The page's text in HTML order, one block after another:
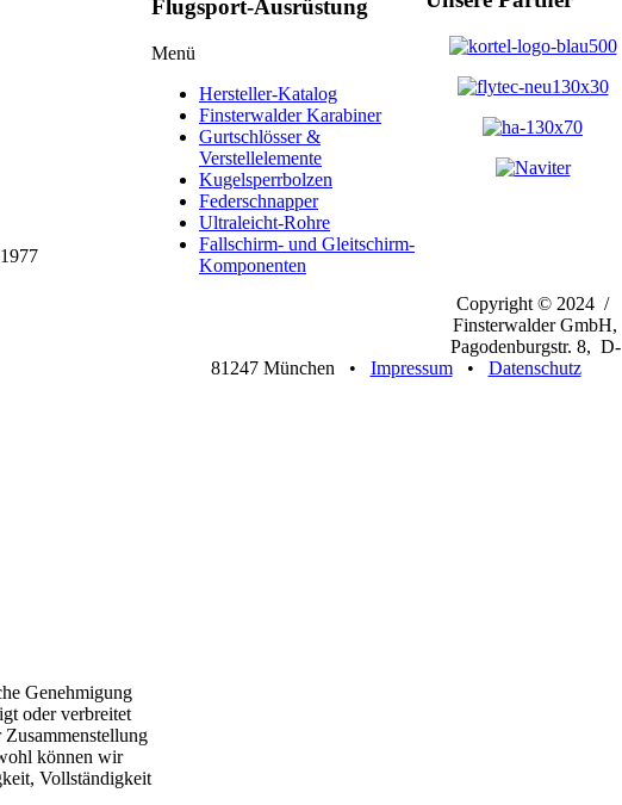
Genehmigung
oder verbreitet
können wir
Vollständigkeit
Flugsport-Ausrüstung
Menü
Hersteller-Katalog
Finsterwalder Karabiner
Gurtschlösser &
Verstellelemente
Kugelsperrbolzen
Federschnapper
Ultraleicht-Rohre
Fallschirm- und Gleitschirm-
Komponenten
Copyright © 2024 /
Finsterwalder GmbH,
Pagodenburgstr. 8, D-
81247 München • Impressum• Datenschutz